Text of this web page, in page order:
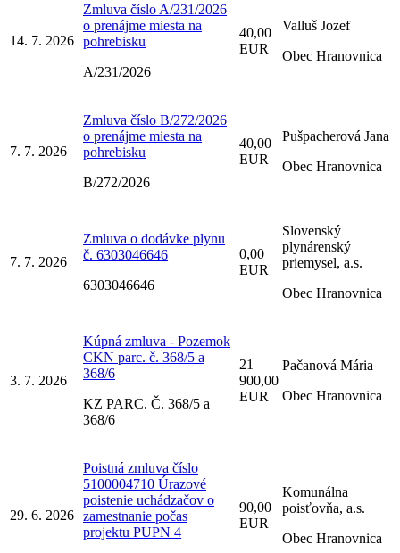
14. 7. 2026
Zmluva číslo A/231/2026
o prenájme miesta na
pohrebisku
A/231/2026
40,00
EUR
Valluš Jozef
Obec Hranovnica
7. 7. 2026
Zmluva číslo B/272/2026
o prenájme miesta na
pohrebisku
B/272/2026
40,00
EUR
Pušpacherová Jana
Obec Hranovnica
7. 7. 2026
Zmluva o dodávke plynu
č. 6303046646
6303046646
0,00
EUR
Slovenský
plynárenský
priemysel, a.s.
Obec Hranovnica
3. 7. 2026
Kúpná zmluva - Pozemok
CKN parc. č. 368/5 a
368/6
KZ PARC. Č. 368/5 a
368/6
21
900,00
EUR
Pačanová Mária
Obec Hranovnica
29. 6. 2026
Poistná zmluva číslo
5100004710 Úrazové
poistenie uchádzačov o
zamestnanie počas
projektu PUPN 4
90,00
EUR
Komunálna
poisťovňa, a.s.
Obec Hranovnica